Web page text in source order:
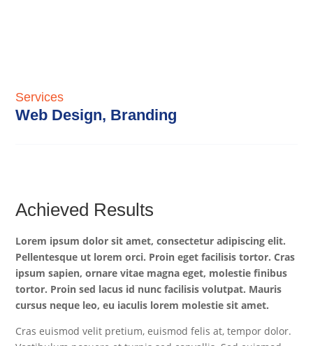
Services
Web Design, Branding
Achieved Results
Lorem ipsum dolor sit amet, consectetur adipiscing elit.
Pellentesque ut lorem orci. Proin eget facilisis tortor. Cras
ipsum sapien, ornare vitae magna eget, molestie finibus
tortor. Proin sed lacus id nunc facilisis volutpat. Mauris
cursus neque leo, eu iaculis lorem molestie sit amet.
Cras euismod velit pretium, euismod felis at, tempor dolor.